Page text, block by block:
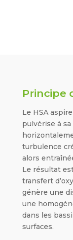
Principe
Le HSA
pulvérise à
turbulence
alors
Le résultat
transfert
génère une
une
dans les
surfaces.